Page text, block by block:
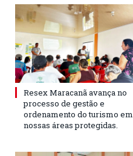
Resex Maracanã avança no
processo de gestão e
ordenamento do turismo em
nossas áreas protegidas.